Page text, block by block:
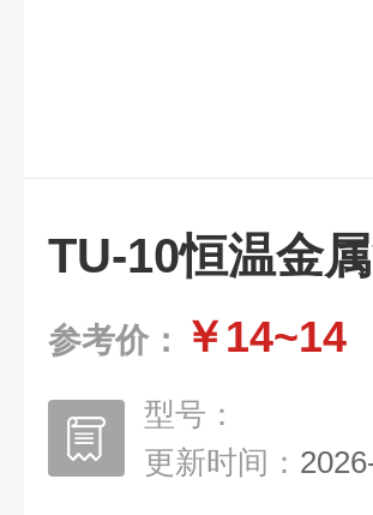
TU-10恒温金
参考价： ￥14~14
型号：
更新时间：